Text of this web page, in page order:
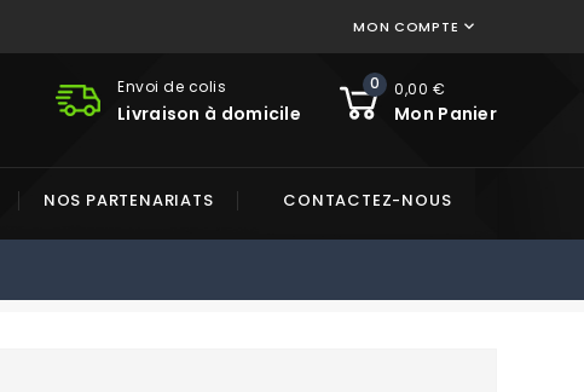
MON COMPTE 
0 0,00 €
Mon Panier
Envoi de colis
Livraison à domicile
NOS PARTENARIATS CONTACTEZ-NOUS